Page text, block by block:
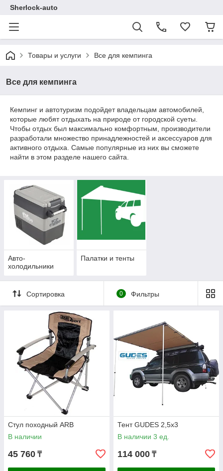
Sherlock-auto
Товары и услуги Все для кемпинга
Все для кемпинга
Кемпинг и автотуризм подойдет владельцам автомобилей,
которые любят отдыхать на природе от городской суеты.
Чтобы отдых был максимально комфортным, производители
разработали множество принадлежностей и аксессуаров для
активного отдыха. Самые популярные из них вы сможете
найти в этом разделе нашего сайта.
Авто-
холодильники
Палатки и тенты
Сортировка 0 Фильтры
Стул походный ARB
В наличии
45 760 ₸
Тент GUDES 2,5x3
В наличии 3 ед.
114 000 ₸